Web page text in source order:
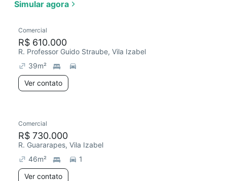
Simular agora
Comercial
R$ 610.000
R. Professor Guido Straube, Vila Izabel
39m²
Ver contato
Comercial
R$ 730.000
R. Guararapes, Vila Izabel
46m²
1
Ver contato